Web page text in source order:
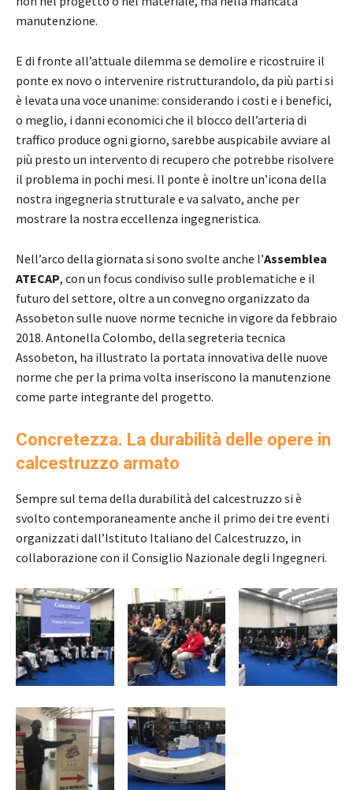
manutenzione.
E di fronte all’attuale dilemma se demolire e ricostruire il
ponte ex novo o intervenire ristrutturandolo, da più parti si
è levata una voce unanime: considerando i costi e i benefici,
o meglio, i danni economici che il blocco dell’arteria di
traffico produce ogni giorno, sarebbe auspicabile avviare al
più presto un intervento di recupero che potrebbe risolvere
il problema in pochi mesi. Il ponte è inoltre un’icona della
nostra ingegneria strutturale e va salvato, anche per
mostrare la nostra eccellenza ingegneristica.
Nell’arco della giornata si sono svolte anche l’Assemblea
ATECAP, con un focus condiviso sulle problematiche e il
futuro del settore, oltre a un convegno organizzato da
Assobeton sulle nuove norme tecniche in vigore da febbraio
2018. Antonella Colombo, della segreteria tecnica
Assobeton, ha illustrato la portata innovativa delle nuove
norme che per la prima volta inseriscono la manutenzione
come parte integrante del progetto.
Concretezza. La durabilità delle opere in
calcestruzzo armato
Sempre sul tema della durabilità del calcestruzzo si è
svolto contemporaneamente anche il primo dei tre eventi
organizzati dall’Istituto Italiano del Calcestruzzo, in
collaborazione con il Consiglio Nazionale degli Ingegneri.